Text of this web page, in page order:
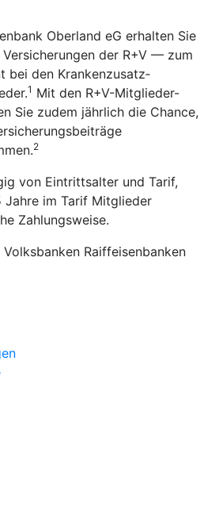
Oberland eG erhalten Sie
der R+V — zum
bei den Kranken­zusatz­
1 Mit den R+V-Mitglieder-
Sie zudem jährlich die Chance,
2
von Eintrittsalter und Tarif,
im Tarif Mitglieder
Zahlungsweise.
Raiffeisenbanken